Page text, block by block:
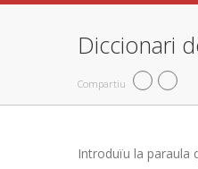
Diccionari
Compartiu
Introduïu la paraula